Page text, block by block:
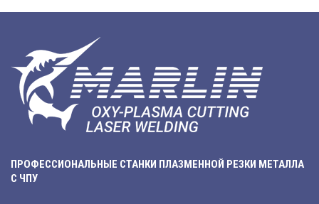
ПРОФЕССИОНАЛЬНЫЕ СТАНКИ ПЛАЗМЕННОЙ РЕЗКИ МЕТАЛЛА
С ЧПУ